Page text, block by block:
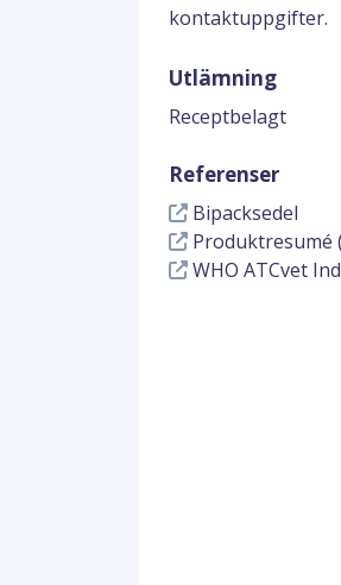
kontaktuppgifter.
Utlämning
Receptbelagt
Referenser
Bipacksedel
Produktresumé
WHO ATCvet